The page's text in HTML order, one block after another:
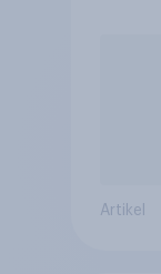
Artikel